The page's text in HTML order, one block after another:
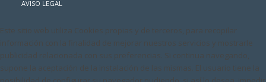
AVISO LEGAL
Este sitio web utiliza Cookies propias y de terceros, para recopilar
información con la finalidad de mejorar nuestros servicios y mostrarle
publicidad relacionada con sus preferencias. Si continua navegando,
supone la aceptación de la instalación de las mismas. El usuario tiene la